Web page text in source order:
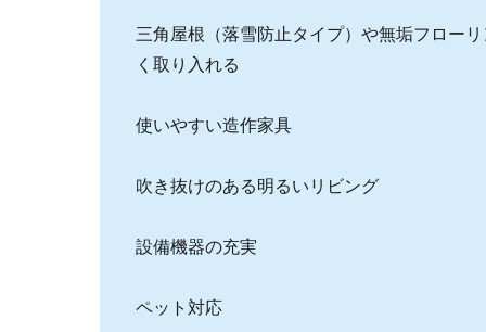
三角屋根（落雪防止タイプ）や無垢フロー
く取り入れる
使いやすい造作家具
吹き抜けのある明るいリビング
設備機器の充実
ペット対応